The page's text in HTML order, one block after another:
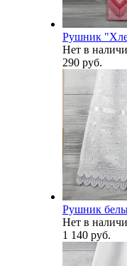
Рушник
Нет в
290 руб.
Рушник
Нет в
1 140 руб.